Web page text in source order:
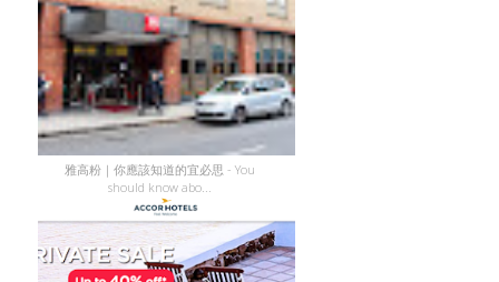
雅高粉｜你應該知道的宜必思 - You
should know abo...